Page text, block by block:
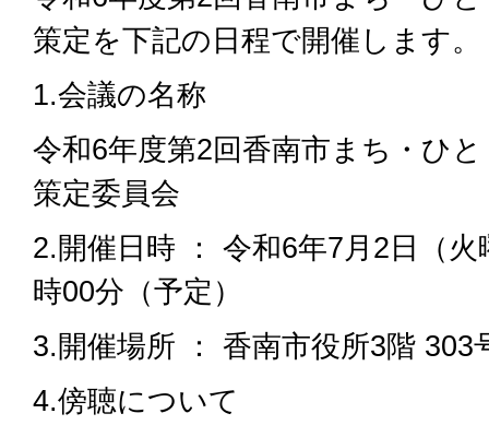
策定を下記の日程で開催します。
1.会議の名称
令和6年度第2回香南市まち・ひ
策定委員会
2.開催日時 ： 令和6年7月2日（
時00分（予定）
3.開催場所 ： 香南市役所3階 303
4.傍聴について